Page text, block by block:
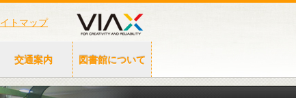
トマップ
交通案内 図書館について